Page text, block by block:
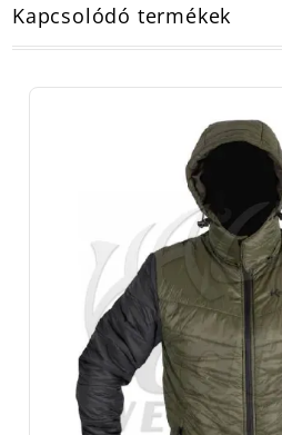
Kapcsolódó termékek